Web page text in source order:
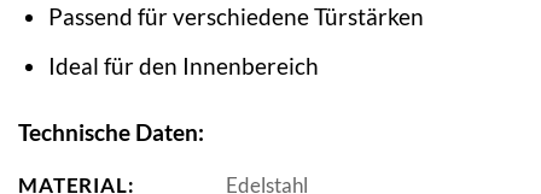
Passend für verschiedene Türstärken
Ideal für den Innenbereich
Technische Daten:
MATERIAL:
Edelstahl